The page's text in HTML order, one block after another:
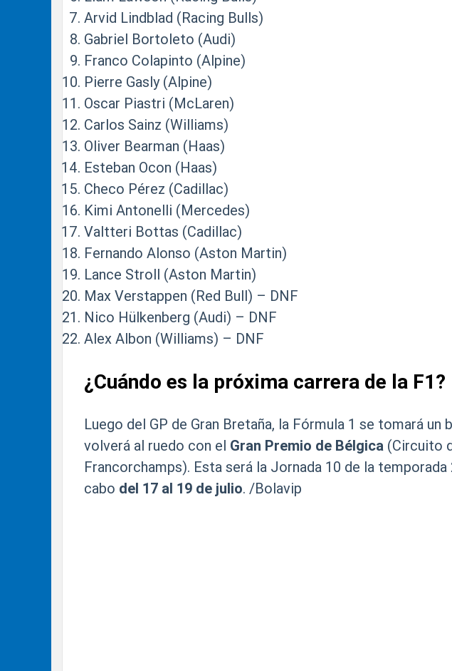
Arvid Lindblad (Racing Bulls)
Gabriel Bortoleto (Audi)
Franco Colapinto (Alpine)
Pierre Gasly (Alpine)
Oscar Piastri (McLaren)
Carlos Sainz (Williams)
Oliver Bearman (Haas)
Esteban Ocon (Haas)
Checo Pérez (Cadillac)
Kimi Antonelli (Mercedes)
Valtteri Bottas (Cadillac)
Fernando Alonso (Aston Martin)
Lance Stroll (Aston Martin)
Max Verstappen (Red Bull) – DNF
Nico Hülkenberg (Audi) – DNF
Alex Albon (Williams) – DNF
¿Cuándo es la próxima carrera de la F1?
Luego del GP de Gran Bretaña, la Fórmula 1 se tomará un
volverá al ruedo con el Gran Premio de Bélgica (Circuito
Francorchamps). Esta será la Jornada 10 de la temporada
cabo del 17 al 19 de julio. /Bolavip